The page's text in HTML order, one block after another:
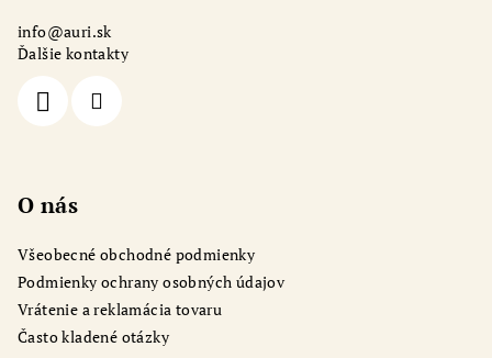
info@auri.sk
Ďalšie kontakty
O nás
Všeobecné obchodné podmienky
Podmienky ochrany osobných údajov
Vrátenie a reklamácia tovaru
Často kladené otázky